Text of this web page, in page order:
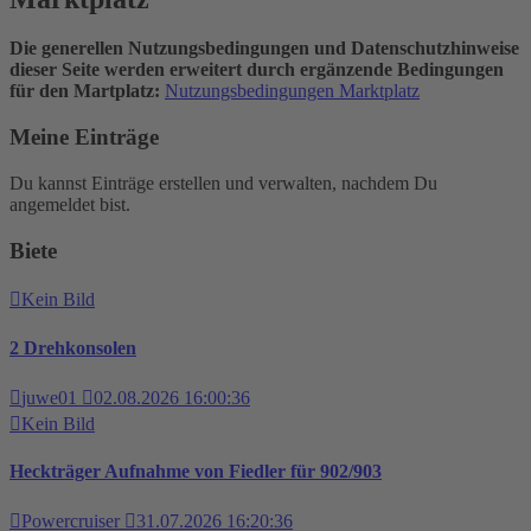
Die generellen Nutzungsbedingungen und Datenschutzhinweise
dieser Seite werden erweitert durch ergänzende Bedingungen
für den Martplatz: Nutzungsbedingungen Marktplatz
Meine Einträge
Du kannst Einträge erstellen und verwalten, nachdem Du
angemeldet bist.
Biete
Kein Bild
2 Drehkonsolen
juwe01
02.08.2026 16:00:36
Kein Bild
Heckträger Aufnahme von Fiedler für 902/903
Powercruiser 31.07.2026 16:20:36